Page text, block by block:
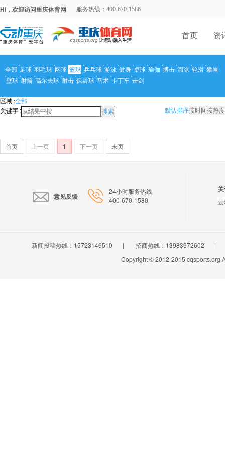
HI，欢迎访问重庆体育网 服务热线：400-670-1586
首页 资
全部 足球 羽毛球 网球 篮球 乒乓球 游泳 健身 桌球 瑜伽 搏击 溜冰 轮滑 攀岩
壁球 射箭 高尔夫球 射击 保龄球 马术 卡丁车 击剑
区域 :全部
关键字 : 搜索 默认排序按时间按热度
首页 上一页 1 下一页 未页
意见反馈
24小时服务热线
400-670-1580
新闻投稿热线：15723146510 | 招商热线：13983972602
|
Copyright © 2012-2015 cqsports.org